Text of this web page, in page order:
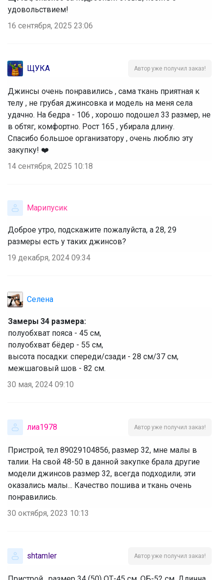
удовольствием!
16 сентября, 2025 23:06
ЩУКА Автор уже получил заказ!
Джинсы очень понравились , сама ткань приятная к
телу , не грубая джинсовка и модель на меня села
удачно. На бедра - 106 , хорошо подошел 33 размер, не
в обтяг, комфортно. Рост 165 , убирала длину.
‌Спасибо большое организатору , очень люблю эту
закупку! ❤️
14 сентября, 2025 10:18
Марипусик
Доброе утро, подскажите пожалуйста, а 28, 29
размеры есть у таких джинсов?
19 декабря, 2024 09:34
Селена
Замеры 34 размера:
‌‌полуобхват пояса - 45 см,
‌‌полуобхват бёдер - 55 см,
‌‌высота посадки: спереди/сзади - 28 см/37 см,
‌межшаговый шов - 82 см.
30 мая, 2024 09:10
лиа1978 Автор уже получил заказ!
Пристрой, тел 89029104856, размер 32, мне малы в
талии. На свой 48-50 в данной закупке брала другие
модели джинсов размер 32, всегда подходили, эти
оказались малы... Качество пошива и ткань очень
понравились.
30 октября, 2023 10:13
shtamler Автор уже получил заказ!